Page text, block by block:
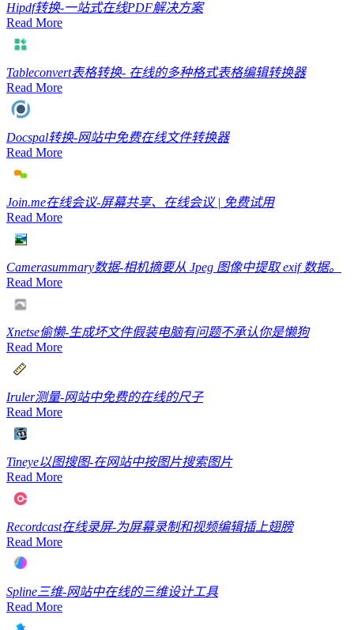
Hipdf转换-一站式在线PDF解决方案
Read More
Tableconvert表格转换- 在线的多种格式表格编辑转换器
Read More
Docspal转换-网站中免费在线文件转换器
Read More
Join.me在线会议-屏幕共享、在线会议 | 免费试用
Read More
Camerasummary数据-相机摘要从 Jpeg 图像中提取 exif 数据。
Read More
Xnetse偷懒-生成坏文件假装电脑有问题不承认你是懒狗
Read More
Iruler测量-网站中免费的在线的尺子
Read More
Tineye以图搜图-在网站中按图片搜索图片
Read More
Recordcast在线录屏-为屏幕录制和视频编辑插上翅膀
Read More
Spline三维-网站中在线的三维设计工具
Read More